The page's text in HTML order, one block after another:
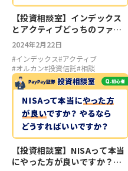
【投資相談室】インデックス
とアクティブどっちのファン
ドがお薦めですか？
2024年2月22日
#インデックス#アクティブ
#オルカン#投資信託#相談
【投資相談室】NISAって本当
にやった方が良いですか？や